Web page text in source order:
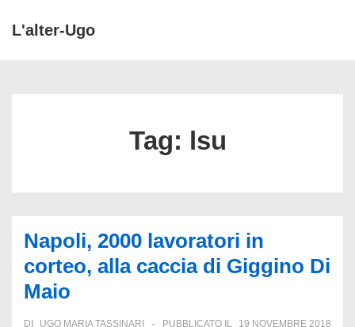
VaiL'alter-Ugo
Tag: lsu
Napoli, 2000 lavoratori in
corteo, alla caccia di Giggino Di
Maio
DI UGO MARIA TASSINARI PUBBLICATO IL
19 NOVEMBRE 2018